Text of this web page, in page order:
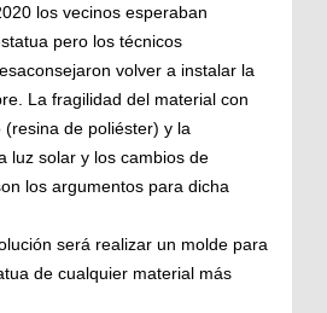
los vecinos esperaban
pero los técnicos
volver a instalar la
La fragilidad del material con
(resina de poliéster) y la
luz solar y los cambios de
los argumentos para dicha
será realizar un molde para
de cualquier material más